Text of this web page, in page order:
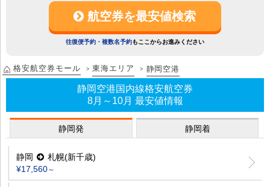
航空券を最安値検索
往復便予約・複数名予約もここからお進みください
格安航空券モール 東海エリア 静岡空港
静岡空港国内線格安航空券
8月～10月 最安値情報
静岡発 静岡着
静岡
札幌(新千歳)
¥17,560～